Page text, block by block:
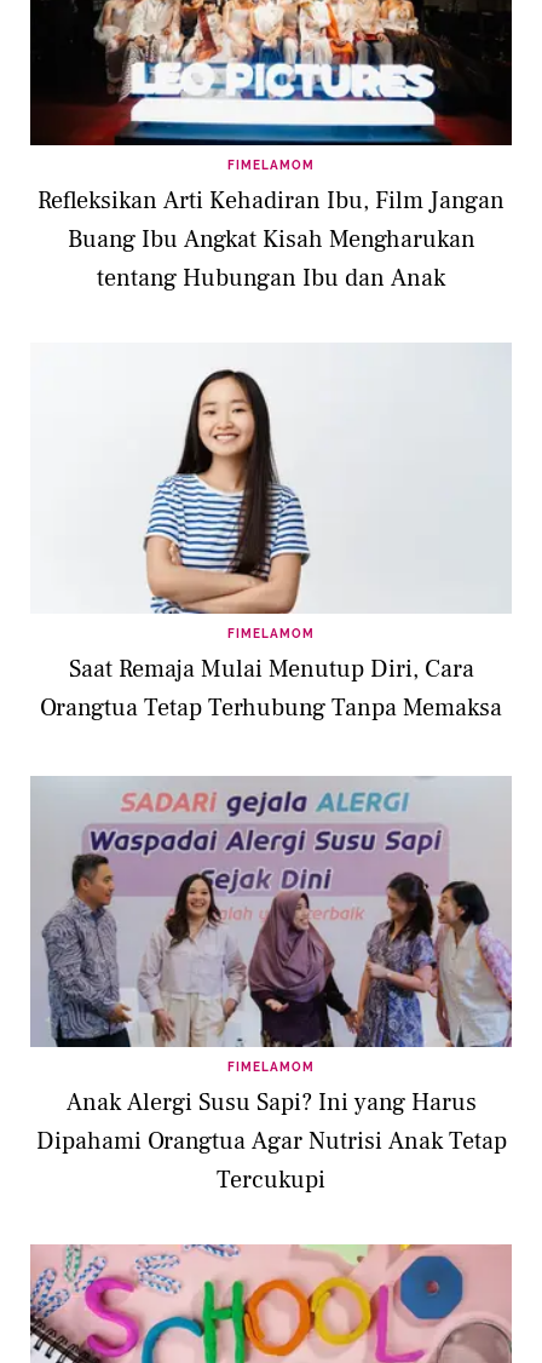
FIMELAMOM
Refleksikan Arti Kehadiran Ibu, Film Jangan
Buang Ibu Angkat Kisah Mengharukan
tentang Hubungan Ibu dan Anak
FIMELAMOM
Saat Remaja Mulai Menutup Diri, Cara
Orangtua Tetap Terhubung Tanpa Memaksa
FIMELAMOM
Anak Alergi Susu Sapi? Ini yang Harus
Dipahami Orangtua Agar Nutrisi Anak Tetap
Tercukupi